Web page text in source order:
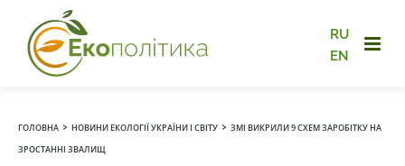
RU
EN
ГОЛОВНА › НОВИНИ ЕКОЛОГІЇ УКРАЇНИ І СВІТУ › ЗМІ ВИКРИЛИ 9 СХЕМ ЗАРОБІТКУ НА
ЗРОСТАННІ ЗВАЛИЩ